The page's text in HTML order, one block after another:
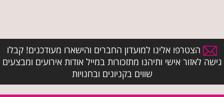
הצטרפו אלינו למועדון החברים והישארו מעודכנים! קבלו
גישה לאזור אישי ותיהנו מתזכורות במייל אודות אירועים ומבצעים
שווים בקניונים ובחנויות